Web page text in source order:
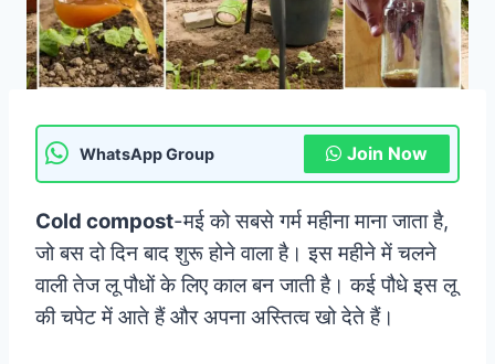
WhatsApp Group Join Now
Cold compost-मई को सबसे गर्म महीना माना जाता है,
जो बस दो दिन बाद शुरू होने वाला है। इस महीने में चलने
वाली तेज लू पौधों के लिए काल बन जाती है। कई पौधे इस लू
की चपेट में आते हैं और अपना अस्तित्व खो देते हैं।